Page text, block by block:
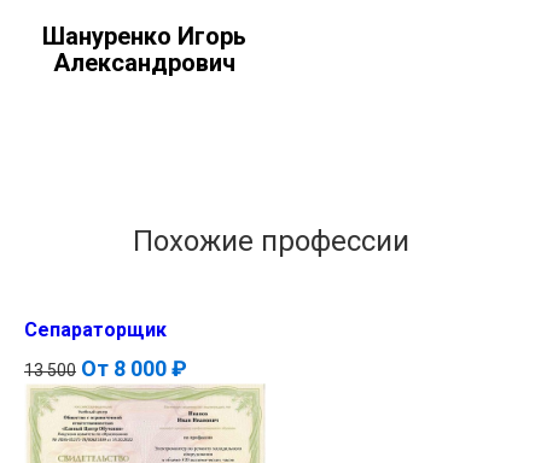
Шануренко Игорь
Александрович
Похожие профессии
Сепараторщик
13 500 От 8 000 ₽